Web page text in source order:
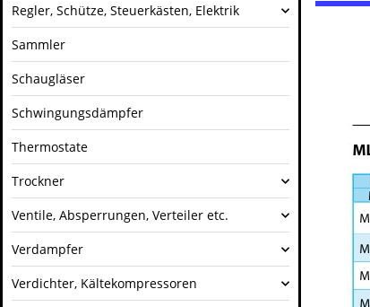
Regler, Schütze, Steuerkästen, Elektrik
Sammler
Schaugläser
Schwingungsdämpfer
Thermostate
Trockner
Ventile, Absperrungen, Verteiler etc.
Verdampfer
Verdichter, Kältekompressoren